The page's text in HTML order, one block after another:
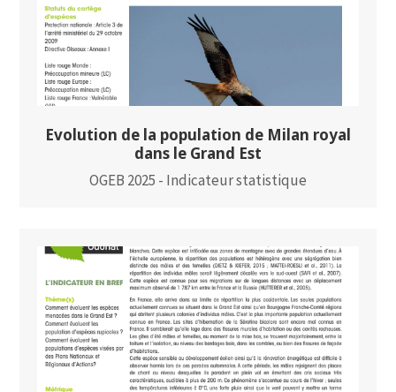
Evolution de la population de Milan royal
dans le Grand Est
OGEB 2025 - Indicateur statistique